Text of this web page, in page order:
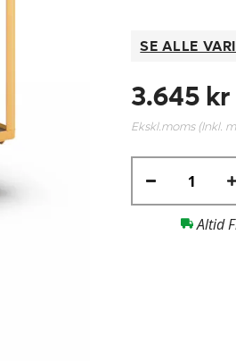
SE ALLE
3.645 kr
Ekskl.moms (Inkl.
Altid